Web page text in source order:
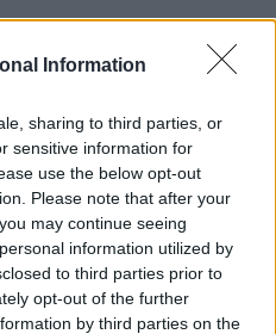
Information
sharing to third parties, or
sensitive information for
use the below opt-out
Please note that after your
may continue seeing
information utilized by
to third parties prior to
opt-out of the further
by third parties on the